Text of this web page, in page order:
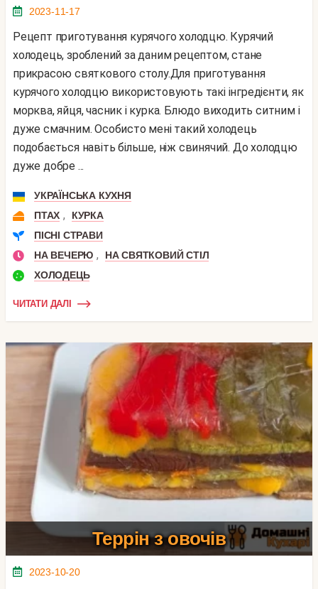
2023-11-17
Рецепт приготування курячого холодцю. Курячий
холодець, зроблений за даним рецептом, стане
прикрасою святкового столу.Для приготування
курячого холодцю використовують такі інгредієнти, як
морква, яйця, часник і курка. Блюдо виходить ситним і
дуже смачним. Особисто мені такий холодець
подобається навіть більше, ніж свинячий. До холодцю
дуже добре ...
УКРАЇНСЬКА КУХНЯ
ПТАХ ,
КУРКА
ПІСНІ СТРАВИ
НА ВЕЧЕРЮ ,
НА СВЯТКОВИЙ СТІЛ
ХОЛОДЕЦЬ
ЧИТАТИ ДАЛІ
Террін з овочів
2023-10-20